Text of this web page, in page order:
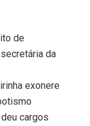
de
da
exonere
cargos